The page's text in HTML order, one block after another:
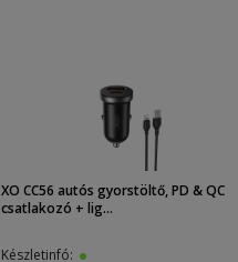
XO CC56 autós gyorstöltő, PD & QC
csatlakozó + lig...
Készletinfó: